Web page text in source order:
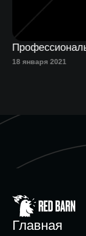
18 января 2021
Главная